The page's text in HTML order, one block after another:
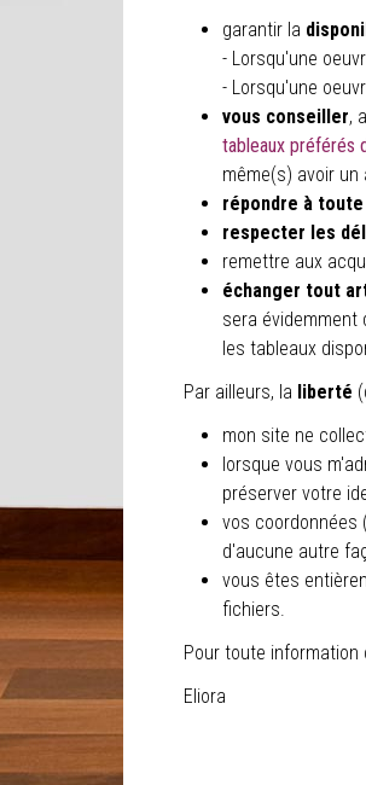
garantir la
- Lorsqu'une
- Lorsqu'une
vous conseiller,
tableaux préférés
même(s) avoir
répondre à
respecter les
remettre aux
échanger tout
sera évidemment
les tableaux
Par ailleurs, la liberté
mon site ne
lorsque vous
préserver votre
vos coordonnées
d'aucune autre
vous êtes
fichiers.
Pour toute information
Eliora